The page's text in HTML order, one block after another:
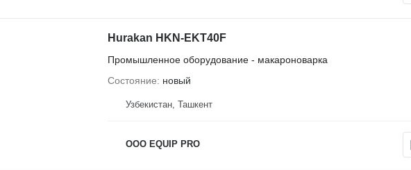
Hurakan HKN-EKT40F
Промышленное оборудование - макароноварка
Состояние
новый
Узбекистан, Ташкент
OOO EQUIP PRO